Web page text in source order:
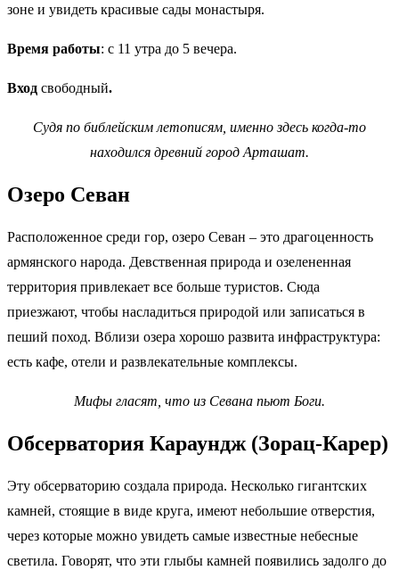
зоне и увидеть красивые сады монастыря.
Время работы: с 11 утра до 5 вечера.
Вход свободный.
Судя по библейским летописям, именно здесь когда-то
находился древний город Арташат.
Озеро Севан
Расположенное среди гор, озеро Севан – это драгоценность
армянского народа. Девственная природа и озелененная
территория привлекает все больше туристов. Сюда
приезжают, чтобы насладиться природой или записаться в
пеший поход. Вблизи озера хорошо развита инфраструктура:
есть кафе, отели и развлекательные комплексы.
Мифы гласят, что из Севана пьют Боги.
Обсерватория Караундж (Зорац-Карер)
Эту обсерваторию создала природа. Несколько гигантских
камней, стоящие в виде круга, имеют небольшие отверстия,
через которые можно увидеть самые известные небесные
светила. Говорят, что эти глыбы камней появились задолго до